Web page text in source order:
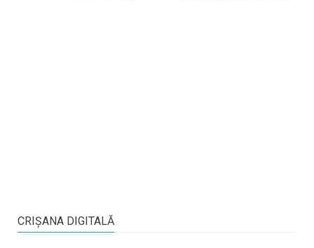
CRIŞANA DIGITALĂ